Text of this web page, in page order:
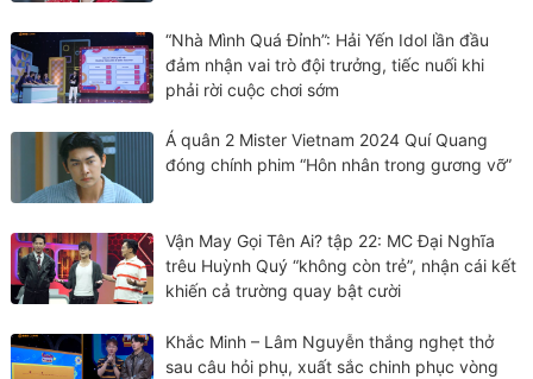
“Nhà Mình Quá Đỉnh”: Hải Yến Idol lần đầu
đảm nhận vai trò đội trưởng, tiếc nuối khi
phải rời cuộc chơi sớm
Á quân 2 Mister Vietnam 2024 Quí Quang
đóng chính phim “Hôn nhân trong gương vỡ”
Vận May Gọi Tên Ai? tập 22: MC Đại Nghĩa
trêu Huỳnh Quý “không còn trẻ”, nhận cái kết
khiến cả trường quay bật cười
Khắc Minh – Lâm Nguyễn thắng nghẹt thở
sau câu hỏi phụ, xuất sắc chinh phục vòng